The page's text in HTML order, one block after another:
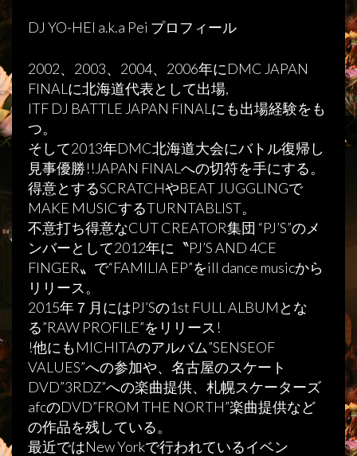
DJ YO-HEI a.k.a Pei プロフィール
2002、2003、2004、2006年にDMC JAPAN
FINALに北海道代表として出場,
ITF DJ BATTLE JAPAN FINALにも出場経験をも
つ。
そして2013年DMC北海道大会にバトル復帰し
見事優勝!!JAPAN FINALへの切符を手にする。
得意とするSCRATCHやBEAT JUGGLINGで
MAKE MUSICするTURNTABLIST。
不意打ち得意なCUT CREATOR集団 “PJ’S”のメ
ンバーとして2012年に〝PJ’S AND 4CE
FINGER〟で“FAMILIA EP”をill dance musicから
リリース。
2015年７月にはPJ’Sの1st FULL ALBUMとな
る”RAW PROFILE”をリリース!
!他にもMICHITAのアルバム”SENSEOF
VALUES”への参加や、名古屋のスケート
DVD”3RDZ”への楽曲提供、札幌スケーターズ
afcのDVD”FROM THE NORTH”楽曲提供など
の作品を残している。
最近ではNew Yorkで行われているイベン